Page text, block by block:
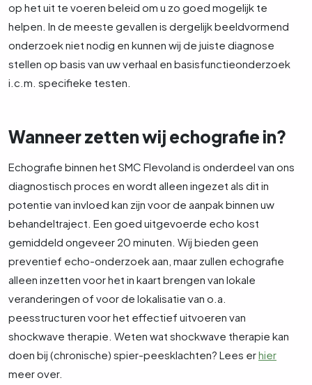
op het uit te voeren beleid om u zo goed mogelijk te
helpen. In de meeste gevallen is dergelijk beeldvormend
onderzoek niet nodig en kunnen wij de juiste diagnose
stellen op basis van uw verhaal en basisfunctieonderzoek
i.c.m. specifieke testen.
Wanneer zetten wij echografie in?
Echografie binnen het SMC Flevoland is onderdeel van ons
diagnostisch proces en wordt alleen ingezet als dit in
potentie van invloed kan zijn voor de aanpak binnen uw
behandeltraject. Een goed uitgevoerde echo kost
gemiddeld ongeveer 20 minuten. Wij bieden geen
preventief echo-onderzoek aan, maar zullen echografie
alleen inzetten voor het in kaart brengen van lokale
veranderingen of voor de lokalisatie van o.a.
peesstructuren voor het effectief uitvoeren van
shockwave therapie. Weten wat shockwave therapie kan
doen bij (chronische) spier-peesklachten? Lees erhier
meer over.